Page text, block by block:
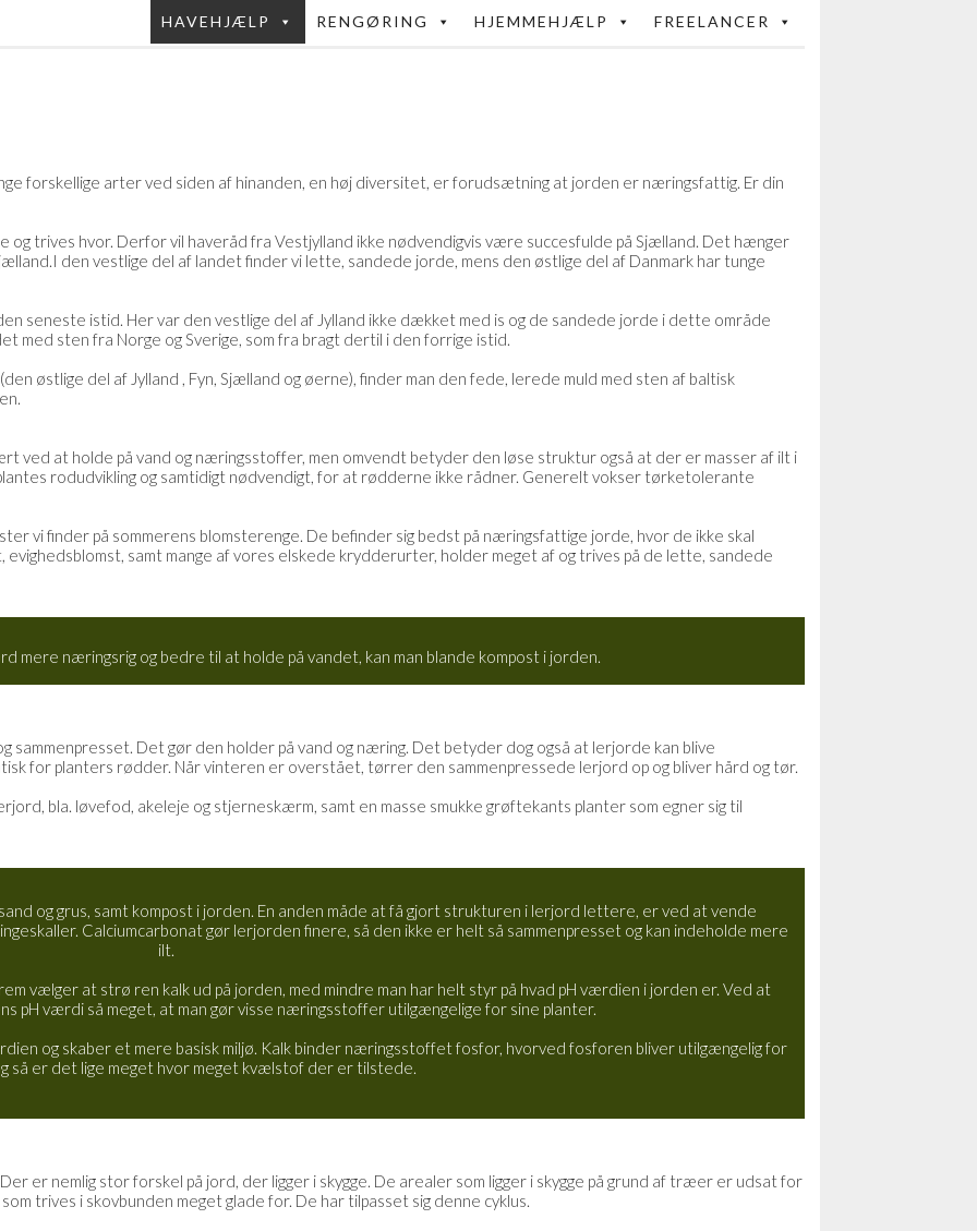
HAVEHJÆLP RENGØRING HJEMMEHJÆLP FREELANCER
forskellige arter ved siden af hinanden, en høj diversitet, er forudsætning at jorden er næringsfattig. Er din
og trives hvor. Derfor vil haveråd fra Vestjylland ikke nødvendigvis være succesfulde på Sjælland. Det hænger
den vestlige del af landet finder vi lette, sandede jorde, mens den østlige del af Danmark har tunge
seneste istid. Her var den vestlige del af Jylland ikke dækket med is og de sandede jorde i dette område
med sten fra Norge og Sverige, som fra bragt dertil i den forrige istid.
østlige del af Jylland , Fyn, Sjælland og øerne), finder man den fede, lerede muld med sten af baltisk
ved at holde på vand og næringsstoffer, men omvendt betyder den løse struktur også at der er masser af ilt i
rodudvikling og samtidigt nødvendigt, for at rødderne ikke rådner. Generelt vokser tørketolerante
vi finder på sommerens blomsterenge. De befinder sig bedst på næringsfattige jorde, hvor de ikke skal
samt mange af vores elskede krydderurter, holder meget af og trives på de lette, sandede
mere næringsrig og bedre til at holde på vandet, kan man blande kompost i jorden.
Det gør den holder på vand og næring. Det betyder dog også at lerjorde kan blive
for planters rødder. Når vinteren er overstået, tørrer den sammenpressede lerjord op og bliver hård og tør.
bla. løvefod, akeleje og stjerneskærm, samt en masse smukke grøftekants planter som egner sig til
og grus, samt kompost i jorden. En anden måde at få gjort strukturen i lerjord lettere, er ved at vende
Calciumcarbonat gør lerjorden finere, så den ikke er helt så sammenpresset og kan indeholde mere
ilt.
vælger at strø ren kalk ud på jorden, med mindre man har helt styr på hvad pH værdien i jorden er. Ved at
pH værdi så meget, at man gør visse næringsstoffer utilgængelige for sine planter.
og skaber et mere basisk miljø. Kalk binder næringsstoffet fosfor, hvorved fosforen bliver utilgængelig for
så er det lige meget hvor meget kvælstof der er tilstede.
er nemlig stor forskel på jord, der ligger i skygge. De arealer som ligger i skygge på grund af træer er udsat for
trives i skovbunden meget glade for. De har tilpasset sig denne cyklus.